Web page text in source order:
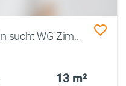
Grundschullehramtstudentin sucht WG Zimmer in einer 3-/4er WG in Augsburg
13 m²